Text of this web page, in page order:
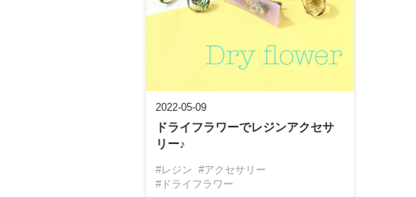
2022-05-09
ドライフラワーでレジンアクセサ
リー♪
#レジン #アクセサリー
#ドライフラワー